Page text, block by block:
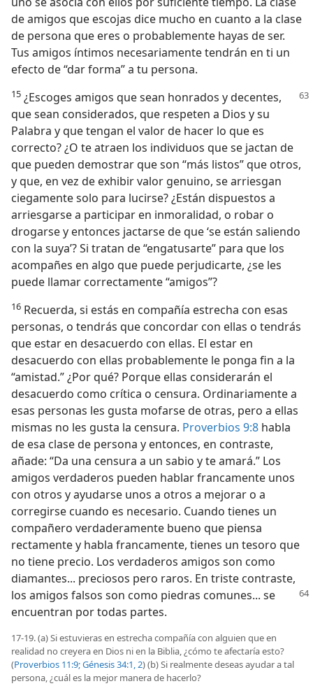
de amigos que escojas dice mucho en cuanto a la clase
de persona que eres o probablemente hayas de ser.
Tus amigos íntimos necesariamente tendrán en ti un
efecto de “dar forma” a tu persona.
15 ¿Escoges amigos que sean honrados y decentes,
que sean considerados, que respeten a Dios y su
Palabra y que tengan el valor de hacer lo que es
correcto? ¿O te atraen los individuos que se jactan de
que pueden demostrar que son “más listos” que otros,
y que, en vez de exhibir valor genuino, se arriesgan
ciegamente solo para lucirse? ¿Están dispuestos a
arriesgarse a participar en inmoralidad, o robar o
drogarse y entonces jactarse de que ‘se están saliendo
con la suya’? Si tratan de “engatusarte” para que los
acompañes en algo que puede perjudicarte, ¿se les
puede llamar correctamente “amigos”?
16 Recuerda, si estás en compañía estrecha con esas
personas, o tendrás que concordar con ellas o tendrás
que estar en desacuerdo con ellas. El estar en
desacuerdo con ellas probablemente le ponga fin a la
“amistad.” ¿Por qué? Porque ellas considerarán el
desacuerdo como crítica o censura. Ordinariamente a
esas personas les gusta mofarse de otras, pero a ellas
mismas no les gusta la censura. Proverbios 9:8 habla
de esa clase de persona y entonces, en contraste,
añade: “Da una censura a un sabio y te amará.” Los
amigos verdaderos pueden hablar francamente unos
con otros y ayudarse unos a otros a mejorar o a
corregirse cuando es necesario. Cuando tienes un
compañero verdaderamente bueno que piensa
rectamente y habla francamente, tienes un tesoro que
no tiene precio. Los verdaderos amigos son como
diamantes... preciosos pero raros. En triste contraste,
los amigos falsos son como piedras comunes... se
encuentran por todas partes.
17-19. (a) Si estuvieras en estrecha compañía con alguien que en
realidad no creyera en Dios ni en la Biblia, ¿cómo te afectaría esto?
(Proverbios 11:9;Génesis 34:1, 2) (b) Si realmente deseas ayudar a tal
persona, ¿cuál es la mejor manera de hacerlo?